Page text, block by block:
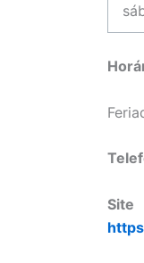
Site